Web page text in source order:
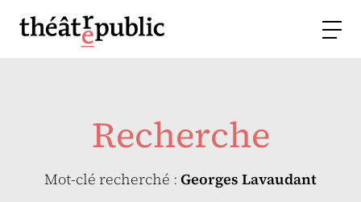
Recherche
Mot-clé recherché : Georges Lavaudant